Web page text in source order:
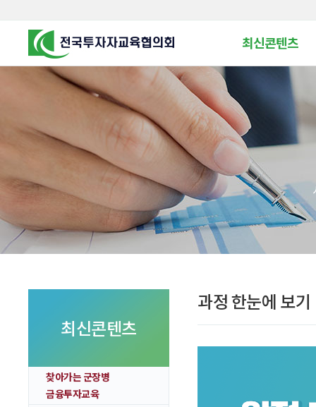
알고 투자하면
꿈이 커집니다
KOREA COUNCIL FOR
INVESTOR EDUCATION
최신콘텐츠
찾아가는 군장병 금
찾아가는 연금ᆞ자
금융투자 HOWTO
군장병 금융투자 아
MZ 머니 헌터스
자립준비청년을 위한
1:1 자산관리법
실전투자 Insight
최신콘텐츠
찾아가는 군장병
금융투자교육
과정 한눈에 보기